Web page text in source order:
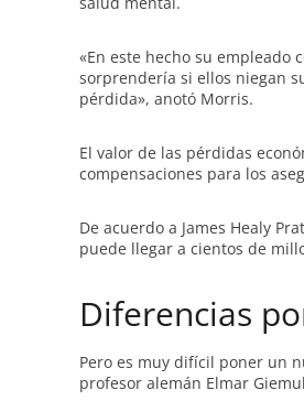
«En este hecho su empleado
sorprendería si ellos niegan
pérdida», anotó Morris.
El valor de las pérdidas
compensaciones para los
De acuerdo a James Healy
puede llegar a cientos de
Diferencias
Pero es muy difícil poner un
profesor alemán Elmar